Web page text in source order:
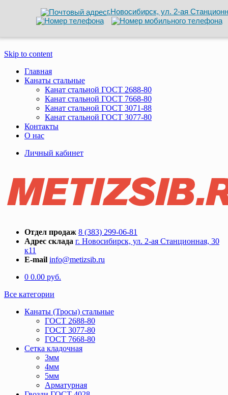
г.Новосибирск, ул. 2-ая
Skip to content
Главная
Канаты стальные
Канат стальной ГОСТ 2688-80
Канат стальной ГОСТ 7668-80
Канат стальной ГОСТ 3071-88
Канат стальной ГОСТ 3077-80
Контакты
О нас
Личный кабинет
Отдел продаж 8 (383) 299-06-81
Адрес склада г. Новосибирск, ул. 2-ая Станционная, 30
к11
E-mail info@metizsib.ru
0 0.00 руб.
Все категории
Канаты (Тросы) стальные
ГОСТ 2688-80
ГОСТ 3077-80
ГОСТ 7668-80
Сетка кладочная
3мм
4мм
5мм
Арматурная